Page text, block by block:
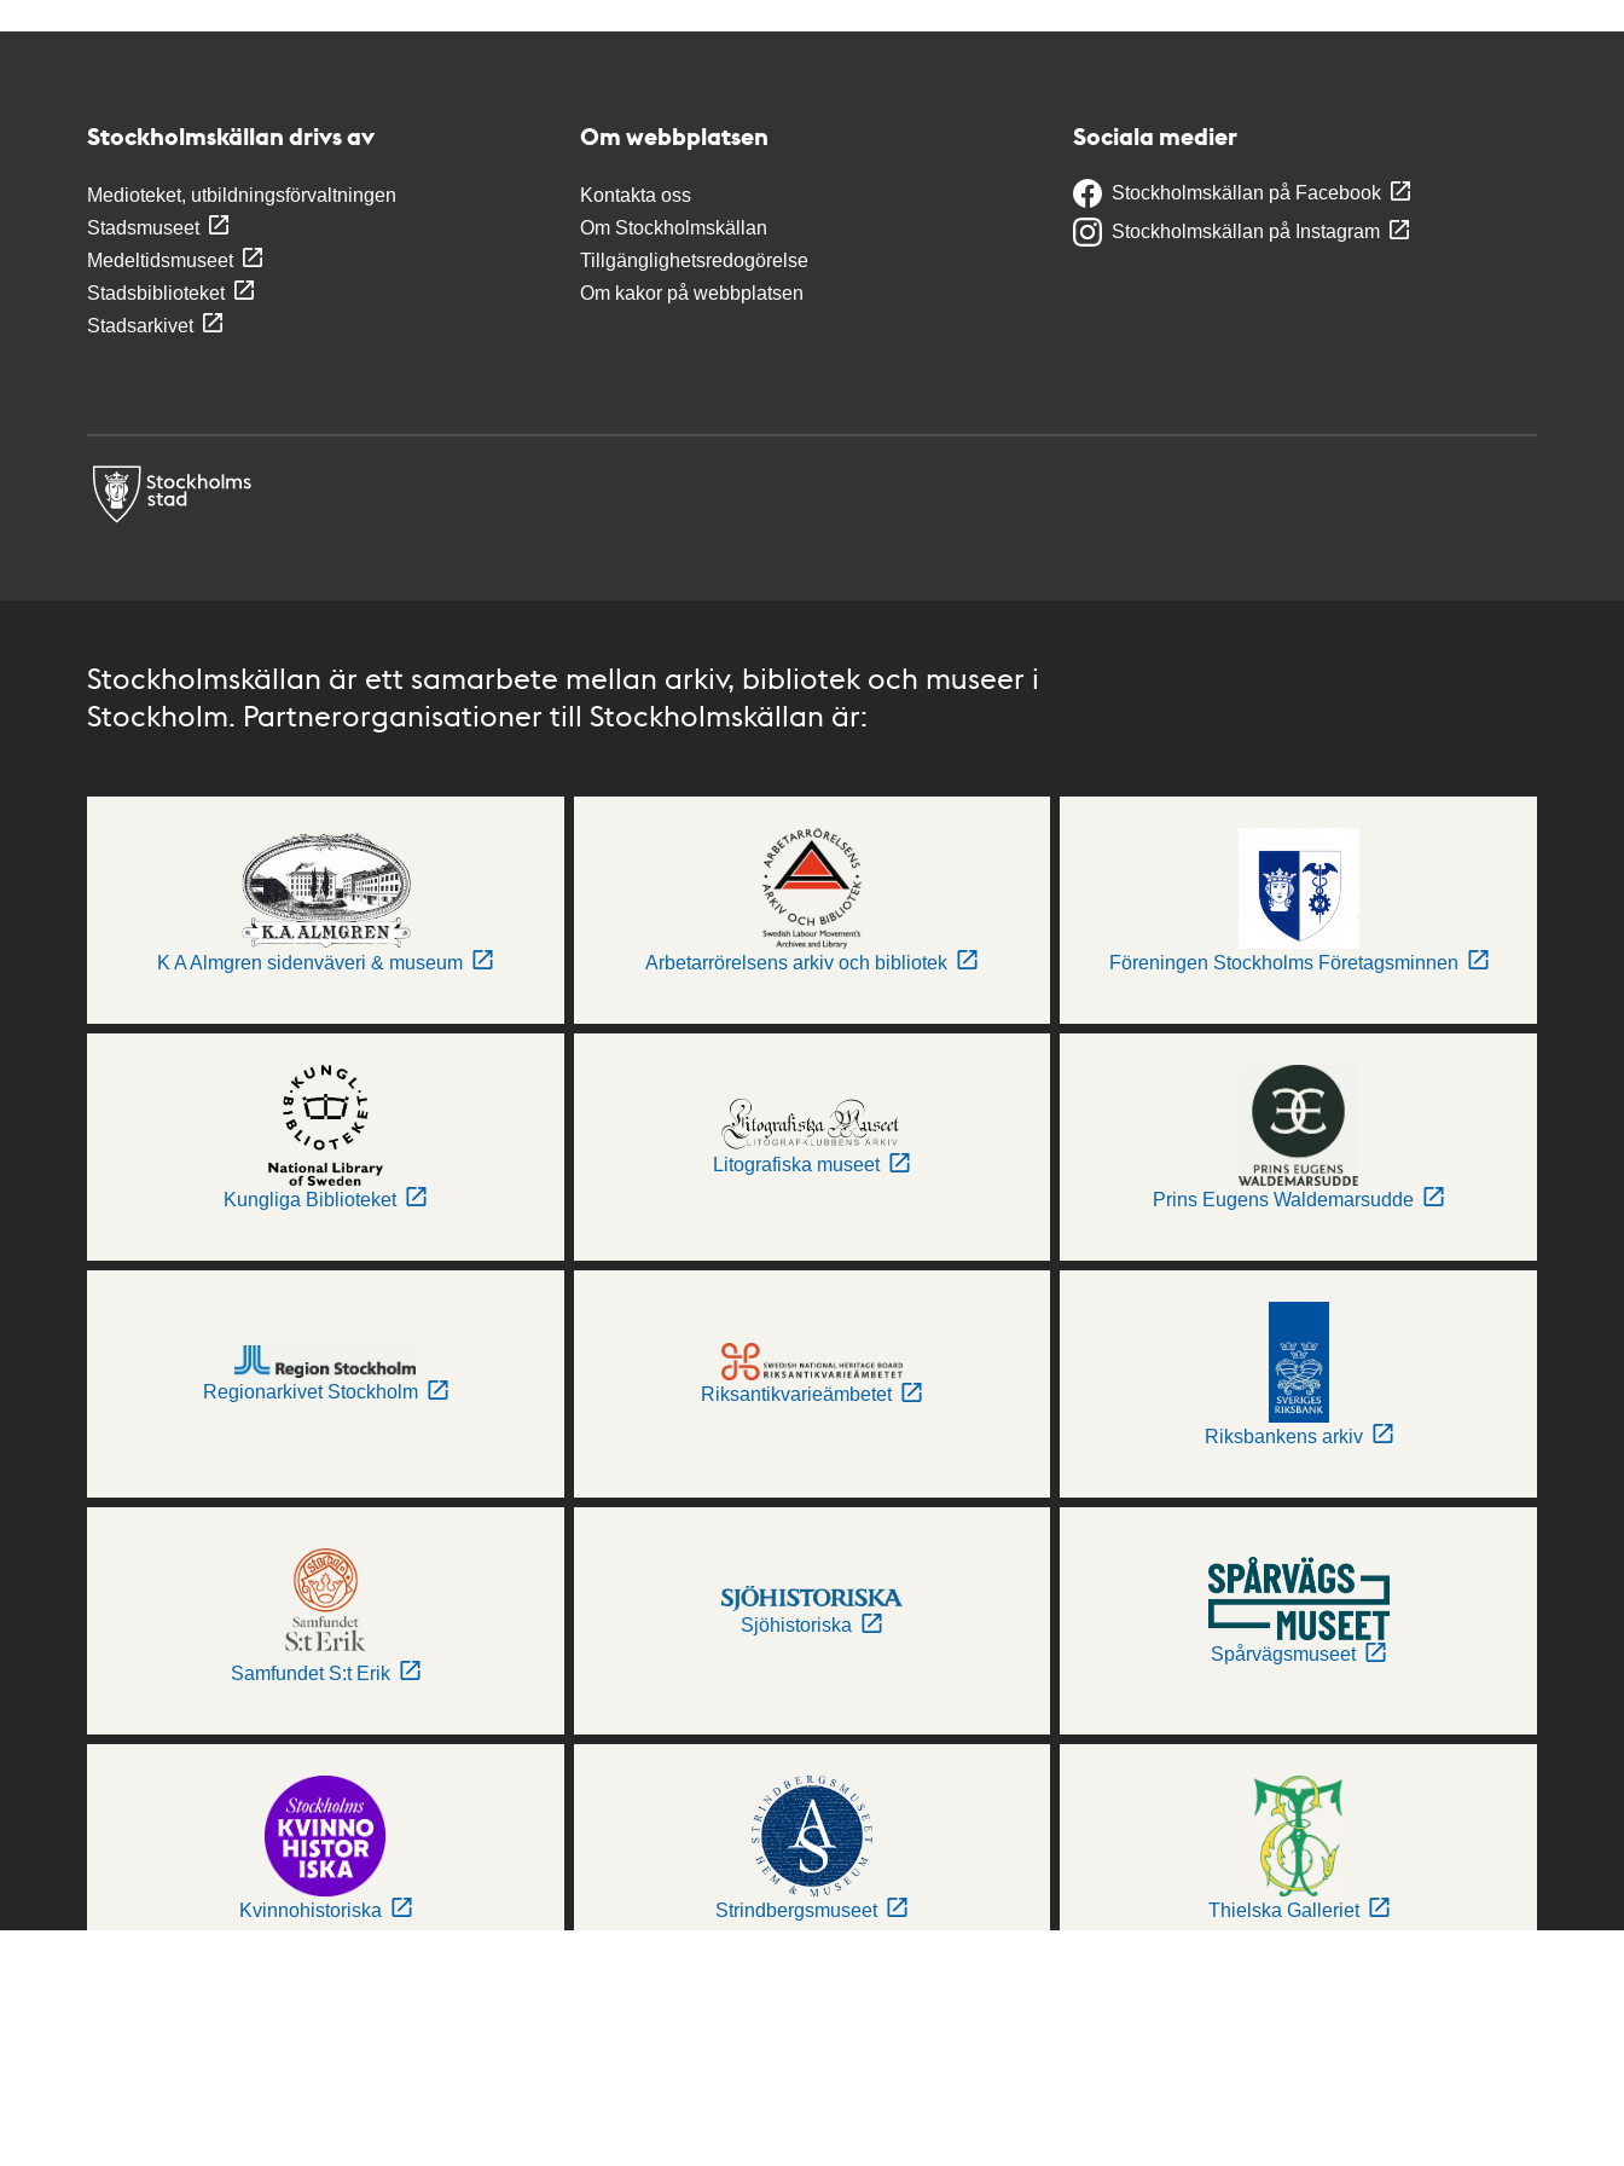
Stockholmskällan drivs av
Medioteket, utbildningsförvaltningen
Stadsmuseet
Medeltidsmuseet
Stadsbiblioteket
Stadsarkivet
Om webbplatsen
Kontakta oss
Om Stockholmskällan
Tillgänglighetsredogörelse
Om kakor på webbplatsen
Sociala medier
Stockholmskällan på Facebook
Stockholmskällan på Instagram
Stockholmskällan är ett samarbete mellan arkiv, bibliotek och museer i
Stockholm. Partnerorganisationer till Stockholmskällan är:
K A Almgren sidenväveri & museum Arbetarrörelsens arkiv och bibliotek Föreningen Stockholms Företagsminnen
Kungliga Biblioteket
Litografiska museet
Prins Eugens Waldemarsudde
Regionarkivet Stockholm Riksantikvarieämbetet
Riksbankens arkiv
Samfundet S:t Erik
Sjöhistoriska
Spårvägsmuseet
Kvinnohistoriska Strindbergsmuseet Thielska Galleriet